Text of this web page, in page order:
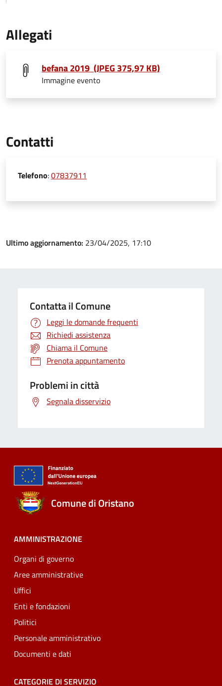
Allegati
befana 2019 (JPEG 375,97 KB)
Immagine evento
Contatti
Telefono:07837911
Ultimo aggiornamento: 23/04/2025, 17:10
Contatta il Comune
Leggi le domande frequenti
Richiedi assistenza
Chiama il Comune
Prenota appuntamento
Problemi in città
Segnala disservizio
Comune di Oristano
AMMINISTRAZIONE
Organi di governo
Aree amministrative
Uffici
Enti e fondazioni
Politici
Personale amministrativo
Documenti e dati
CATEGORIE DI SERVIZIO